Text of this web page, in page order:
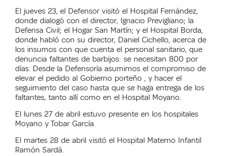
El jueves 23, el Defensor visitó el Hospital Fernández,
donde dialogó con el director, Ignacio Previgliano; la
Defensa Civil; el Hogar San Martín; y el Hospital Borda,
donde habló con su director, Daniel Cichello, acerca de
los insumos con que cuenta el personal sanitario, que
denuncia faltantes de barbijos: se necesitan 800 por
días. Desde la Defensoría asumimos el compromiso de
elevar el pedido al Gobierno porteño , y hacer el
seguimiento del caso hasta que se haga entrega de los
faltantes, tanto allí como en el Hospital Moyano.
El lunes 27 de abril estuvo presente en los hospitales
Moyano y Tobar García.
El martes 28 de abril visitó el Hospital Materno Infantil
Ramón Sardá.